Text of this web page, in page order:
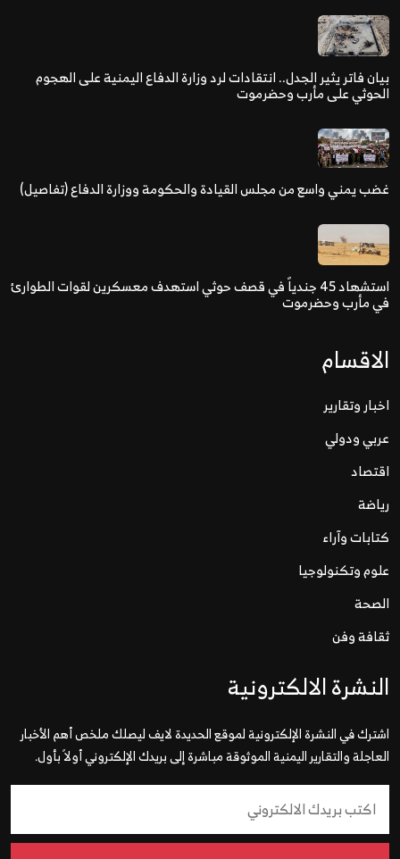
بيان فاتر يثير الجدل.. انتقادات لرد وزارة الدفاع اليمنية على الهجوم
الحوثي على مأرب وحضرموت
غضب يمني واسع من مجلس القيادة والحكومة ووزارة الدفاع (تفاصيل)
استشهاد 45 جندياً في قصف حوثي استهدف معسكرين لقوات الطوارئ
في مأرب وحضرموت
الاقسام
اخبار وتقارير
عربي ودولي
اقتصاد
رياضة
كتابات وآراء
علوم وتكنولوجيا
الصحة
ثقافة وفن
النشرة الالكترونية
اشترك في النشرة الإلكترونية لموقع الحديدة لايف ليصلك ملخص أهم الأخبار
العاجلة والتقارير اليمنية الموثوقة مباشرة إلى بريدك الإلكتروني أولاً بأول.